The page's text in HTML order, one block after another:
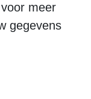
meer
gegevens